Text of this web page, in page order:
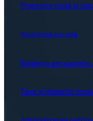
Protecție civilă și
Asistență socială
Evidența
Taxe și impozite